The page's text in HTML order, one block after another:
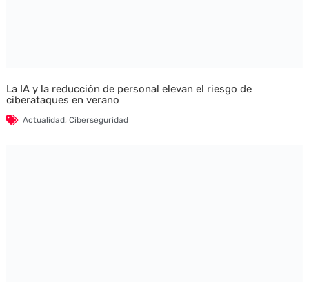
La IA y la reducción de personal elevan el riesgo de
ciberataques en verano
Actualidad, Ciberseguridad